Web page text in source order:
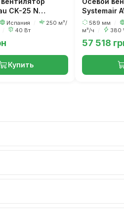
CK-25 N
Испания
250 м³/
40 Вт
Купить
Systemair
589 мм
м³/ч
380
57 518